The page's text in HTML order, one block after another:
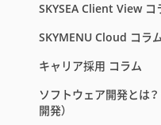
SKYSEA Client View コ
SKYMENU Cloud コラ
キャリア採用 コラム
ソフトウェア開発とは
開発）